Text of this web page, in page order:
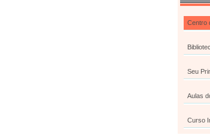
Centro
Seu
Aulas
Curso